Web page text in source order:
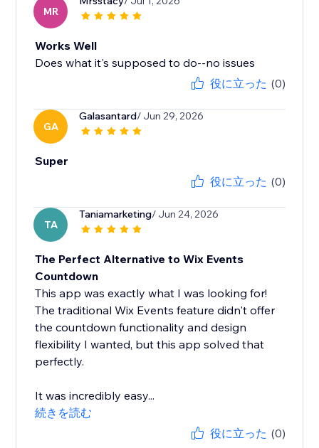
MR
Works Well
Does what it's supposed to do--no issues
役に立った (0)
GA
Galasantard/ Jun 29, 2026
Super
役に立った (0)
TA
Taniamarketing/ Jun 24, 2026
The Perfect Alternative to Wix Events
Countdown
This app was exactly what I was looking for!
The traditional Wix Events feature didn't offer
the countdown functionality and design
flexibility I wanted, but this app solved that
perfectly.
It was incredibly easy...
続きを読む
役に立った (0)